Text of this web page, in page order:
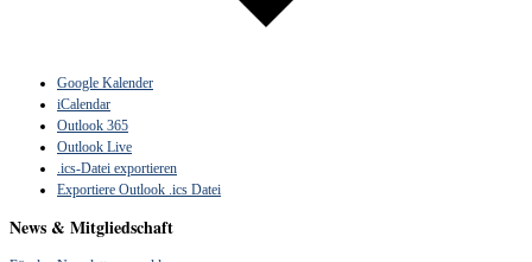
Google Kalender
iCalendar
Outlook 365
Outlook Live
.ics-Datei exportieren
Exportiere Outlook .ics Datei
News & Mitgliedschaft